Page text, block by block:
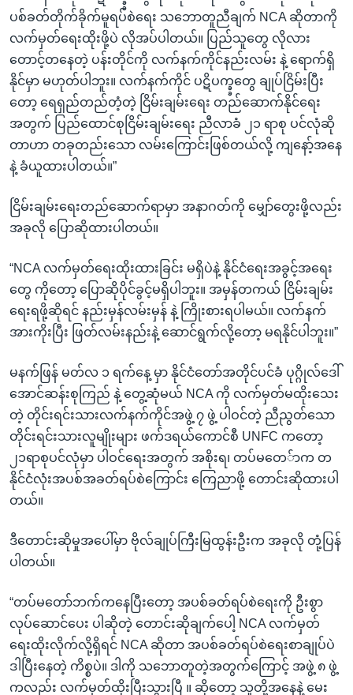
ပစ်ခတ်တိုက်ခိုက်မူရပ်စဲရေး သဘောတူညီချက် NCA ဆိုတာကို
လက်မှတ်ရေးထိုးဖို့ပဲ လိုအပ်ပါတယ်။ ပြည်သူတွေ လိုလား
တောင့်တနေတဲ့ ပန်းတိုင်ကို လက်နက်ကိုင်နည်းလမ်း နဲ့ ရောက်ရှိ
နိုင်မှာ မဟုတ်ပါဘူး။ လက်နက်ကိုင် ပဋိပက္ခ္ခတွေ ချုပ်ငြိမ်းပြီး
တော့ ရေရှည်တည်တံ့တဲ့ ငြိမ်းချမ်းရေး တည်ဆောက်နိုင်ရေး
အတွက် ပြည်ထောင်စုငြိမ်းချမ်းရေး ညီလာခံ ၂၁ ရာစု ပင်လုံဆို
တာဟာ တခုတည်းသော လမ်းကြောင်းဖြစ်တယ်လို့ ကျနော့်အနေ
နဲ့ ခံယူထားပါတယ်။”
ငြိမ်းချမ်းရေးတည်ဆောက်ရာမှာ အနာဂတ်ကို မျှော်တွေးဖို့လည်း
အခုလို ပြောဆိုထားပါတယ်။
“NCA လက်မှတ်ရေးထိုးထားခြင်း မရှိပဲနဲ့ နိုင်ငံရေးအခွင့်အရေး
တွေ ကိုတော့ ပြောဆိုပိုင်ခွင့်မရှိပါဘူး။ အမှန်တကယ် ငြိမ်းချမ်း
ရေးရဖို့ဆိုရင် နည်းမှန်လမ်းမှန် နဲ့ ကြိုးစားရပါမယ်။ လက်နက်
အားကိုးပြီး ဖြတ်လမ်းနည်းနဲ့ ဆောင်ရွက်လို့တော့ မရနိုင်ပါဘူး။”
မနက်ဖြန် မတ်လ ၁ ရက်နေ့ မှာ နိုင်ငံတော်အတိုင်ပင်ခံ ပုဂ္ဂိုလ်ဒေါ်
အောင်ဆန်းစုကြည် နဲ့ တွေ့ဆုံမယ် NCA ကို လက်မှတ်မထိုးသေး
တဲ့ တိုင်းရင်းသားလက်နက်ကိုင်အဖွဲ့ ၇ ဖွဲ့ ပါဝင်တဲ့ ညီညွတ်သော
တိုင်းရင်းသားလူမျိုးများ ဖက်ဒရယ်ကောင်စီ UNFC ကတော့
၂၁ရာစုပင်လုံမှာ ပါဝင်ရေးအတွက် အစိုးရ၊ တပ်မတေ်ာက တ
နိုင်ငံလုံးအပစ်အခတ်ရပ်စဲကြောင်း ကြေညာဖို့ တောင်းဆိုထားပါ
တယ်။
ဒီတောင်းဆိုမှုအပေါ်မှာ ဗိုလ်ချုပ်ကြီးမြထွန်းဦးက အခုလို တုံ့ပြန်
ပါတယ်။
“တပ်မတော်ဘက်ကနေပြီးတော့ အပစ်ခတ်ရပ်စဲရေးကို ဦးစွာ
လုပ်ဆောင်ပေး ပါဆိုတဲ့ တောင်းဆိုချက်ပေါ့ NCA လက်မှတ်
ရေးထိုးလိုက်လို့ရှိရင် NCA ဆိုတာ အပစ်ခတ်ရပ်စဲရေးစာချုပ်ပဲ
ဒါပြီးနေတဲ့ ကိစ္စပဲ။ ဒါကို သဘောတူတဲ့အတွက်ကြောင့် အဖွဲ့ ၈ ဖွဲ့
ကလည်း လက်မှတ်ထိုးပြီးသွားပြီ ။ ဆိုတော့ သူတို့အနေနဲ့ မေး